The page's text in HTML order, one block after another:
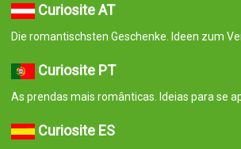
Curiosite AT
Die romantischsten Geschenke. Ideen zum
Curiosite PT
As prendas mais românticas. Ideias para se
Curiosite ES